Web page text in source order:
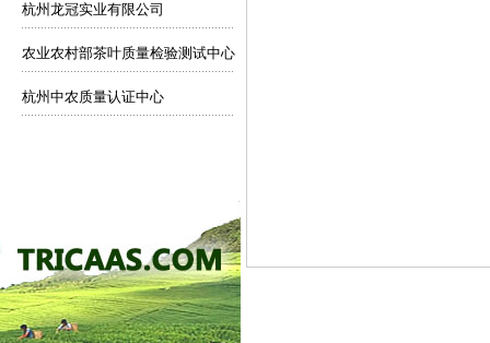
杭州龙冠实业有限公司
农业农村部茶叶质量检验测试中心
杭州中农质量认证中心